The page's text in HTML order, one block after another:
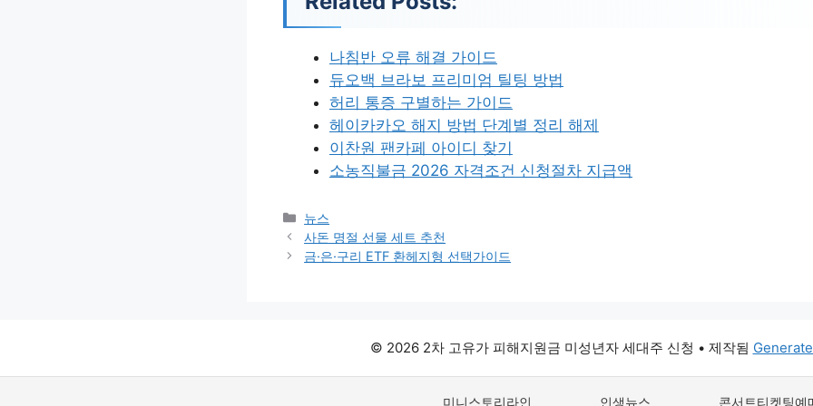
나침반 오류 해결 가이드
듀오백 브라보 프리미엄 틸팅 방법
허리 통증 구별하는 가이드
헤이카카오 해지 방법 단계별 정리 해제
이찬원 팬카페 아이디 찾기
소농직불금 2026 자격조건 신청절차 지급액
카
테
고
뉴스
사돈 명절 선물 세트 추천
금·은·구리 ETF 환헤지형 선택가이드
© 2026 2차 고유가 피해지원금 미성년자 세대주 신청 • 제작됨
미니스토리라인 인생뉴스 콘서트티켓팅예